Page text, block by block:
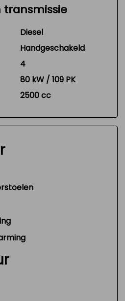
transmissie
Diesel
Handgeschakeld
4
80 kW / 109 PK
2500 cc